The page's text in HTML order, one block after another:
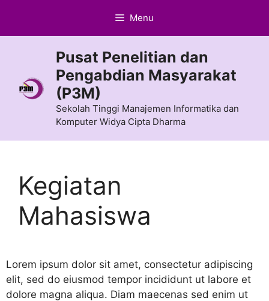
isi
Menu
Pusat Penelitian dan
Pengabdian Masyarakat
(P3M)
Sekolah Tinggi Manajemen Informatika dan
Komputer Widya Cipta Dharma
Kegiatan
Mahasiswa
Lorem ipsum dolor sit amet, consectetur adipiscing
elit, sed do eiusmod tempor incididunt ut labore et
dolore magna aliqua. Diam maecenas sed enim ut